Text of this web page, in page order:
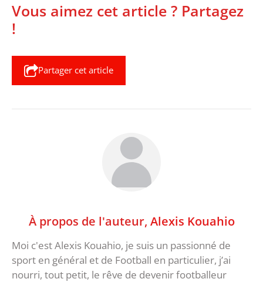
Vous aimez cet article ? Partagez
!
Partager cet article
À propos de l'auteur, Alexis Kouahio
Moi c'est Alexis Kouahio, je suis un passionné de
sport en général et de Football en particulier, j’ai
nourri, tout petit, le rêve de devenir footballeur